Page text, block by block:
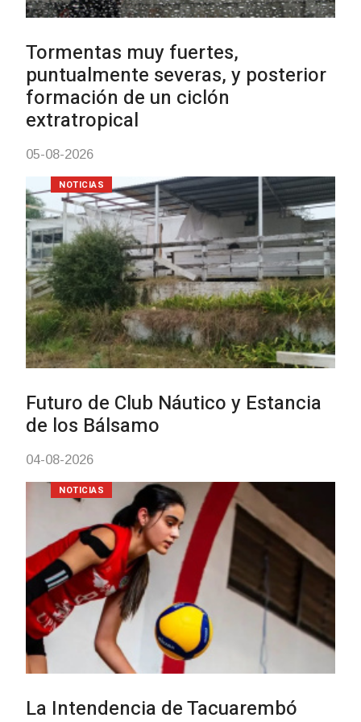
Clases de Muai Thai en
Charrúa
03-08-2026
Turismo accesible para
mayores
03-08-2026
vacunación contra el